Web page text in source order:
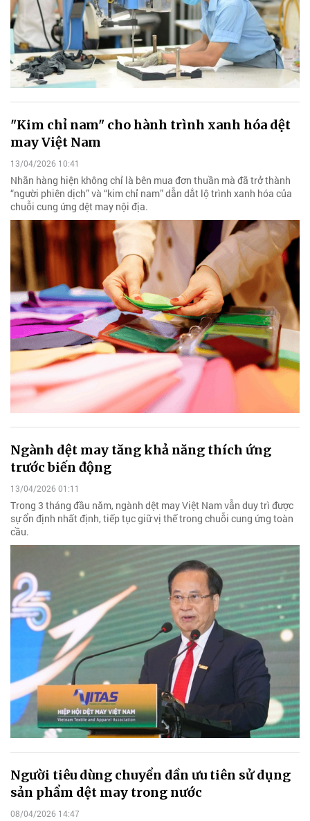
"Kim chỉ nam" cho hành trình xanh hóa dệt
may Việt Nam
13/04/2026 10:41
Nhãn hàng hiện không chỉ là bên mua đơn thuần mà đã trở thành
“người phiên dịch” và “kim chỉ nam” dẫn dắt lộ trình xanh hóa của
chuỗi cung ứng dệt may nội địa.
Ngành dệt may tăng khả năng thích ứng
trước biến động
13/04/2026 01:11
Trong 3 tháng đầu năm, ngành dệt may Việt Nam vẫn duy trì được
sự ổn định nhất định, tiếp tục giữ vị thế trong chuỗi cung ứng toàn
cầu.
Người tiêu dùng chuyển dần ưu tiên sử dụng
sản phẩm dệt may trong nước
08/04/2026 14:47